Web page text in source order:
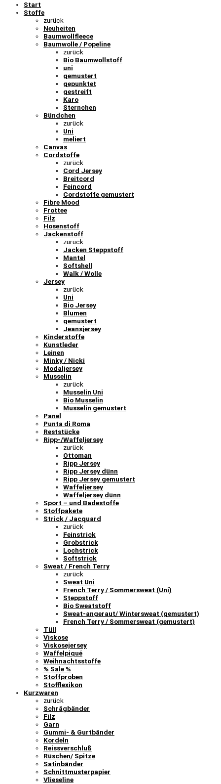
Start
Stoffe
zurück
Neuheiten
Baumwollfleece
Baumwolle / Popeline
zurück
Bio Baumwollstoff
uni
gemustert
gepunktet
gestreift
Karo
Sternchen
Bündchen
zurück
Uni
meliert
Canvas
Cordstoffe
zurück
Cord Jersey
Breitcord
Feincord
Cordstoffe gemustert
Fibre Mood
Frottee
Filz
Hosenstoff
Jackenstoff
zurück
Jacken Steppstoff
Mantel
Softshell
Walk / Wolle
Jersey
zurück
Uni
Bio Jersey
Blumen
gemustert
Jeansjersey
Kinderstoffe
Kunstleder
Leinen
Minky / Nicki
Modaljersey
Musselin
zurück
Musselin Uni
Bio Musselin
Musselin gemustert
Panel
Punta di Roma
Reststücke
Ripp-/Waffeljersey
zurück
Ottoman
Ripp Jersey
Ripp Jersey dünn
Ripp Jersey gemustert
Waffeljersey
Waffeljersey dünn
Sport – und Badestoffe
Stoffpakete
Strick / Jacquard
zurück
Feinstrick
Grobstrick
Lochstrick
Softstrick
Sweat / French Terry
zurück
Sweat Uni
French Terry / Sommersweat (Uni)
Steppstoff
Bio Sweatstoff
Sweat-angeraut/ Wintersweat (gemustert)
French Terry / Sommersweat (gemustert)
Tüll
Viskose
Viskosejersey
Waffelpiqué
Weihnachtsstoffe
% Sale %
Stoffproben
Stofflexikon
Kurzwaren
zurück
Schrägbänder
Filz
Garn
Gummi- & Gurtbänder
Kordeln
Reissverschluß
Rüschen/ Spitze
Satinbänder
Schnittmusterpapier
Vlieseline